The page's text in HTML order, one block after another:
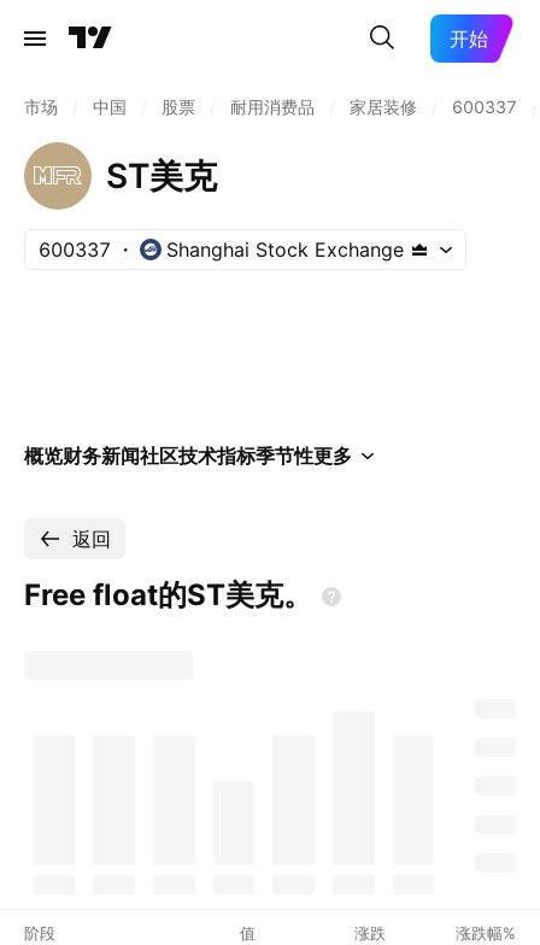
开始
市场 中国 股票 耐用消费品 家居装修 600337
ST美克
600337 Shanghai Stock Exchange
概览财务新闻社区技术指标季节性更多
返回
Free float的ST美克。
阶段 值 涨跌 涨跌幅%